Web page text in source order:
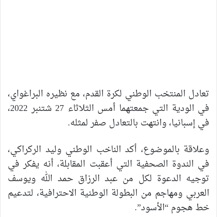
تعادل المنتخب الوطني لكرة القدم، مع نظيره البراغواي،
في الودية التي جمعتهما أمس الثلاثاء 27 شتنبر 2022،
في إسبانيا، وانتهت بالتعادل صفر لمثله.
وعلاقة بالموضوع، أكد الناخب الوطني وليد الركراكي،
في الندوة الصحفية التي أعقبت المقابلة، أنه يفكر في
توجيه الدعوة لكل من عبد الرزاق حمد الله ويوسف
العربي ومهاجم من البطولة الوطنية الاحترافية، لتدعيم
خط هجوم “الأسود”.